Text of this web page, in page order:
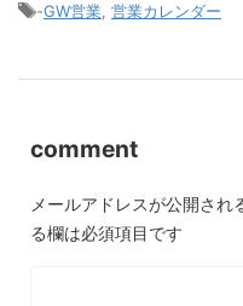
-GW営業, 営業カレンダー
comment
メールアドレスが公開され
る欄は必須項目です